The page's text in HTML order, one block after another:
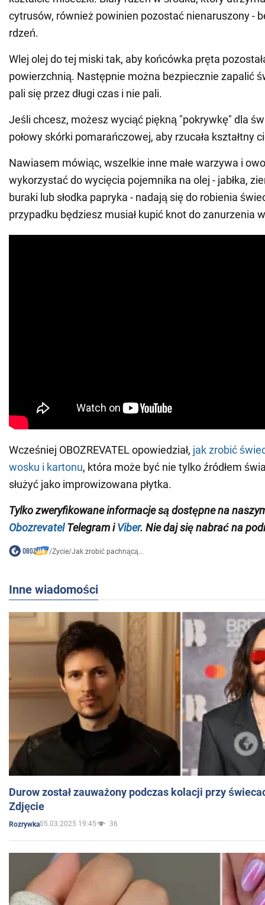
cytrusów, również powinien pozostać nienaruszony -
rdzeń.
Wlej olej do tej miski tak, aby końcówka pręta
powierzchnią. Następnie można bezpiecznie zapalić
pali się przez długi czas i nie pali.
Jeśli chcesz, możesz wyciąć piękną "pokrywkę" dla
połowy skórki pomarańczowej, aby rzucała kształtny
Nawiasem mówiąc, wszelkie inne małe warzywa i
wykorzystać do wycięcia pojemnika na olej - jabłka,
buraki lub słodka papryka - nadają się do robienia
przypadku będziesz musiał kupić knot do zanurzenia
Wcześniej OBOZREVATEL opowiedział, jak zrobić
wosku i kartonu, która może być nie tylko źródłem
służyć jako improwizowana płytka.
Tylko zweryfikowane informacje są dostępne na
ObozrevatelTelegram iViber. Nie daj się nabrać na
/Życie/Jak zrobić pachnącą...
Inne wiadomości
Durow został zauważony podczas kolacji przy
Zdjęcie
Rozrywka05.03.2025 19:45 36